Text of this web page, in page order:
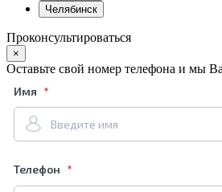
Челябинск
Проконсультироваться
×
Оставьте свой номер телефона и мы
Имя
Телефон